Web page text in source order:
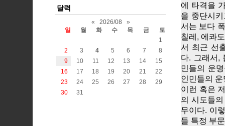
에 타격을
을 중단시
서는 보다
칠레, 에콰
서 최근 선
다. 그래서,
민들의 운
인민들의
이런 혹은
의 시도들
무이다. 이
들 특정 부
달력
« 2026/08
»
일
월 화 수 목 금
토
1
2
3 4 5 6 7
8
9
10 11 12 13 14
15
16
17 18 19 20 21
22
23
24 25 26 27 28
29
30
31